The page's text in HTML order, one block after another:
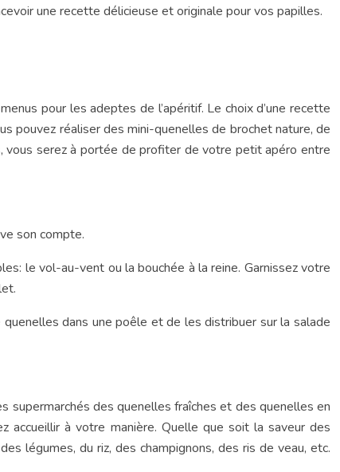
une recette délicieuse et originale pour vos papilles.
pour les adeptes de l’apéritif. Le choix d’une recette
pouvez réaliser des mini-quenelles de brochet nature, de
vous serez à portée de profiter de votre petit apéro entre
son compte.
le vol-au-vent ou la bouchée à la reine. Garnissez votre
dans une poêle et de les distribuer sur la salade
des quenelles fraîches et des quenelles en
accueillir à votre manière. Quelle que soit la saveur des
légumes, du riz, des champignons, des ris de veau, etc.